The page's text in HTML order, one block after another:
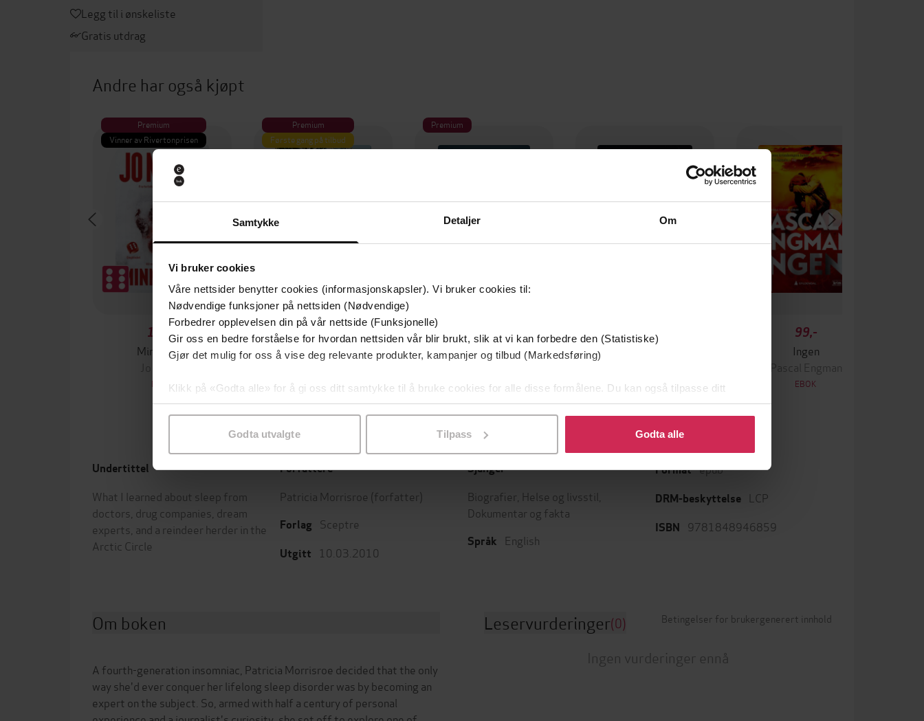
Samtykke Detaljer Om
Vi bruker cookies
Våre nettsider benytter cookies (informasjonskapsler). Vi bruker cookies til:
Nødvendige funksjoner på nettsiden (Nødvendige)
Forbedrer opplevelsen din på vår nettside (Funksjonelle)
Gir oss en bedre forståelse for hvordan nettsiden vår blir brukt, slik at vi kan forbedre den (Statistiske)
Gjør det mulig for oss å vise deg relevante produkter, kampanjer og tilbud (Markedsføring)
Klikk på «Godta alle» for å gi oss ditt samtykke til å bruke cookies for alle disse formålene. Du kan også tilpasse ditt
samtykke til spesifikke formål ved å klikke på «Tilpass». Du kan når som helst trekke tilbake eller endre ditt samtykke.
Godta utvalgte Tilpass Godta alle
Legg til i ønskeliste
Gratis utdrag
Andre har også kjøpt
Premium
Vinner av Rivertonprisen
129,-
Minnesota
EBOK
Premium
Første gang på tilbud
129,-
Utskudd
Premium
79,-
En lykkelig familie
EBOK
349,-
99,-
Ingen
Pascal Engman
EBOK
Undertittel
What I learned about sleep from
doctors, drug companies, dream
experts, and a reindeer herder in the
Arctic Circle
Forfattere
Patricia Morrisroe (forfatter)
Forlag Sceptre
Utgitt 10.03.2010
Sjanger
Biografier Helse og livsstil
Dokumentar og fakta
Språk English
Format epub
DRM-beskyttelse LCP
ISBN 9781848946859
Om boken
A fourth-generation insomniac, Patricia Morrisroe decided that the only
way she'd ever conquer her lifelong sleep disorder was by becoming an
expert on the subject. So, armed with half a century of personal
Leservurderinger(0) Betingelser for brukergenerert innhold
Ingen vurderinger ennå